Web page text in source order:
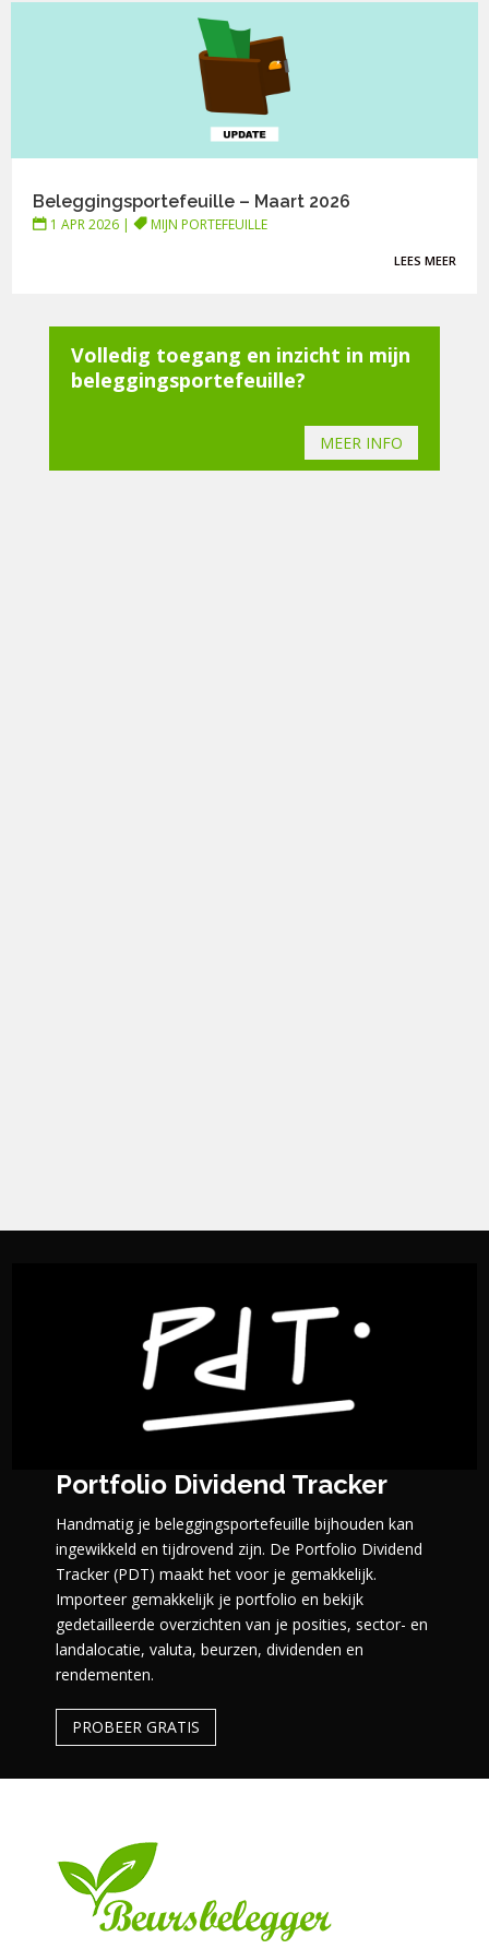
Beleggingsportefeuille – Maart 2026
1 APR 2026 | MIJN PORTEFEUILLE
LEES MEER
Volledig toegang en inzicht in mijn
beleggingsportefeuille?
MEER INFO
Portfolio Dividend Tracker
Handmatig je beleggingsportefeuille bijhouden kan
ingewikkeld en tijdrovend zijn. De Portfolio Dividend
Tracker (PDT) maakt het voor je gemakkelijk.
Importeer gemakkelijk je portfolio en bekijk
gedetailleerde overzichten van je posities, sector- en
landalocatie, valuta, beurzen, dividenden en
rendementen.
PROBEER GRATIS